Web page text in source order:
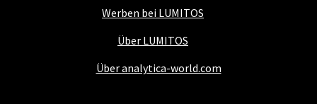
Werben bei LUMITOS
Über LUMITOS
Über analytica-world.com